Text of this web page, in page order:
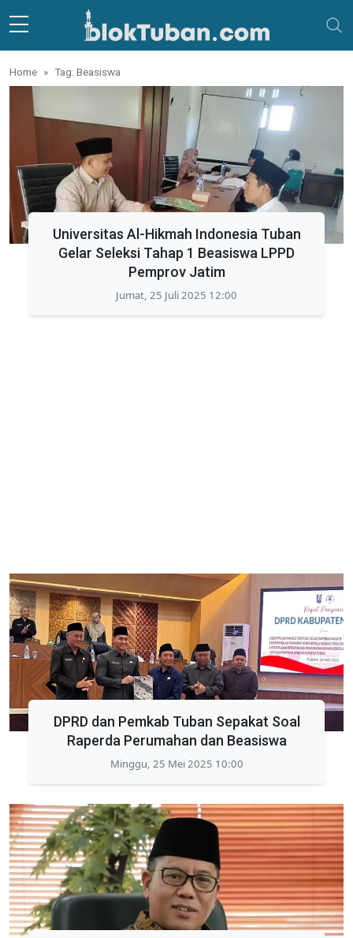
Skip to main content
Home Tag: Beasiswa
Universitas Al-Hikmah Indonesia Tuban
Gelar Seleksi Tahap 1 Beasiswa LPPD
Pemprov Jatim
Jumat, 25 Juli 2025 12:00
DPRD dan Pemkab Tuban Sepakat Soal
Raperda Perumahan dan Beasiswa
Minggu, 25 Mei 2025 10:00